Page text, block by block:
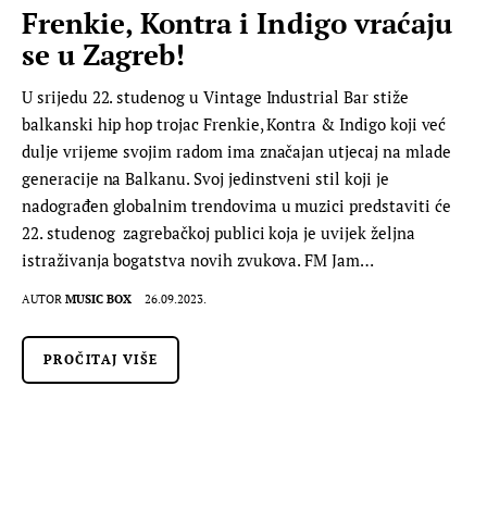
Frenkie, Kontra i Indigo vraćaju
se u Zagreb!
U srijedu 22. studenog u Vintage Industrial Bar stiže
balkanski hip hop trojac Frenkie, Kontra & Indigo koji već
dulje vrijeme svojim radom ima značajan utjecaj na mlade
generacije na Balkanu. Svoj jedinstveni stil koji je
nadograđen globalnim trendovima u muzici predstaviti će
22. studenog zagrebačkoj publici koja je uvijek željna
istraživanja bogatstva novih zvukova. FM Jam…
AUTOR MUSIC BOX 26.09.2023.
PROČITAJ VIŠE